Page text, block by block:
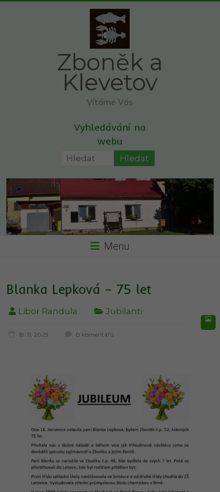
Zboněk a
Klevetov
Vítáme Vás
Vyhledávání na
webu
Menu
Blanka Lepková – 75 let
Libor Randula Jubilanti
19. 11. 2025 0 komentářů